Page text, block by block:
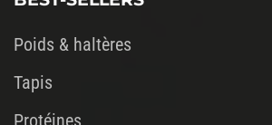
Poids & haltères
Tapis